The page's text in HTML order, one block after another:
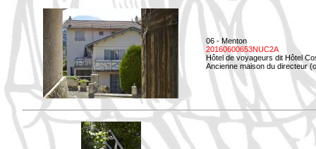
06 - Menton
20160600653NUC2A
Hôtel de voyageurs dit Hôtel
Ancienne maison du directeur